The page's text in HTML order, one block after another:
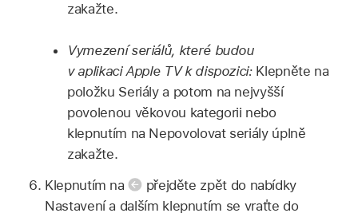
zakažte.
Vymezení seriálů, které budou
v aplikaci Apple TVk dispozici:Klepněte na
položku Seriály a potom na nejvyšší
povolenou věkovou kategorii nebo
klepnutím na Nepovolovat seriály úplně
zakažte.
Klepnutím na
přejděte zpět do nabídky
Nastavení a dalším klepnutím se vraťte do